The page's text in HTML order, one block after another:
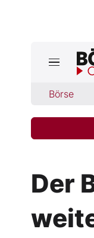
Börse
Der